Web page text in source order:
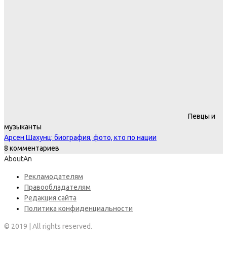
Певцы и
музыканты
Арсен Шахунц: биография, фото, кто по нации
8 комментариев
AboutAn
Рекламодателям
Правообладателям
Редакция сайта
Политика конфиденциальности
© 2019 | All rights reserved.